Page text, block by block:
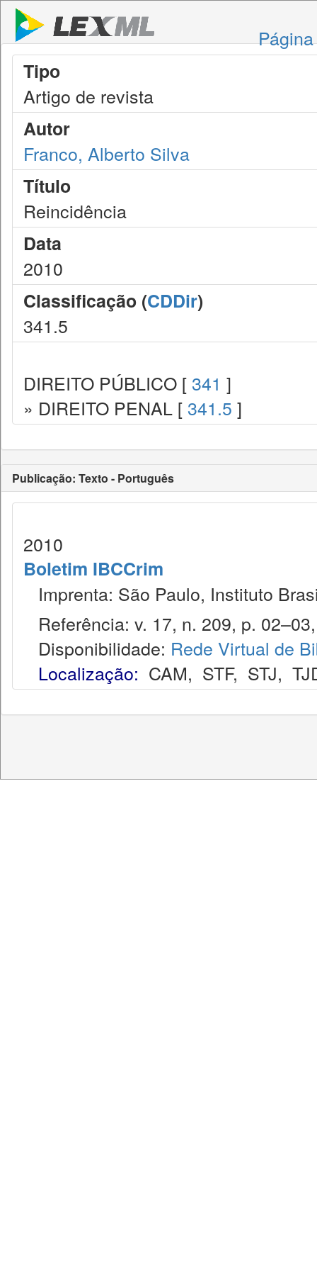
Tipo
Artigo de revista
Autor
Franco, Alberto Silva
Título
Reincidência
Data
2010
Classificação (CDDir)
341.5
DIREITO PÚBLICO [ 341 ]
» DIREITO PENAL [ 341.5 ]
Publicação: Texto - Português
2010
Boletim IBCCrim
Imprenta: São Paulo, Instituto
Referência: v. 17, n. 209, p.
Disponibilidade: Rede Virtual de
Localização: CAM, STF, STJ,